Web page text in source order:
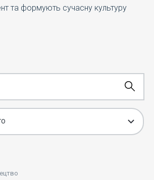
та формують сучасну культуру